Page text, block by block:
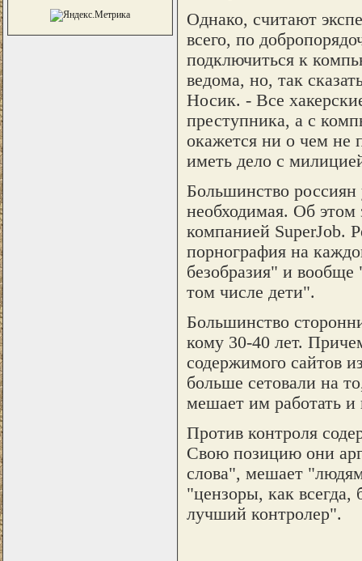
Однако, считают
всего, по
подключиться к
ведома, но, так
Носик. - Все
преступника, а с
окажется ни о чем не
иметь дело с
Большинство
необходимая. Об этом
компанией SuperJob.
порнография на
безобразия" и вообще
том числе дети".
Большинство
кому 30-40 лет.
содержимого сайтов
больше сетовали на
мешает им работать
Против контроля
Свою позицию они
слова", мешает
"цензоры, как всегда,
лучший контролер".